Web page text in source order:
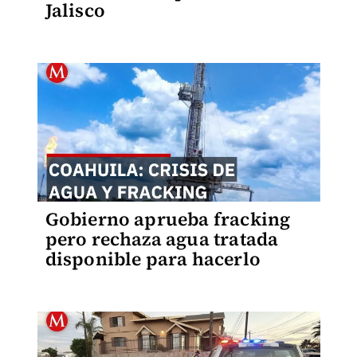
Jalisco
Gobierno aprueba fracking
pero rechaza agua tratada
disponible para hacerlo